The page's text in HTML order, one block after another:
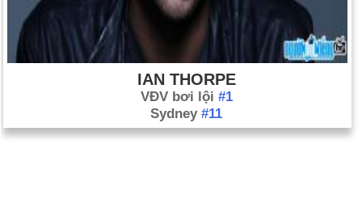
IAN THORPE
VĐV bơi lội #1
Sydney #11